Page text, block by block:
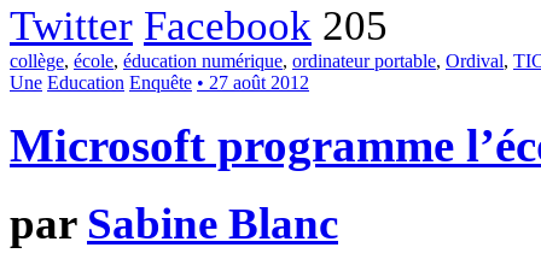
Twitter Facebook 205
collège, école, éducation numérique, ordinateur portable, Ordival,
Une Education Enquête • 27 août 2012
Microsoft programme
par Sabine Blanc